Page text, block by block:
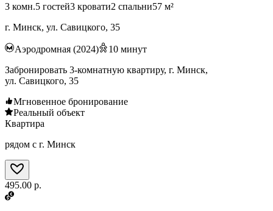
3 комн.5 гостей3 кровати2 спальни57 м²
г. Минск, ул. Савицкого, 35
Аэродромная (2024) 10 минут
Забронировать 3-комнатную квартиру, г. Минск,
ул. Савицкого, 35
Мгновенное бронирование
Реальный объект
Квартира
рядом с г. Минск
495.00 р.